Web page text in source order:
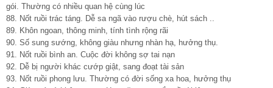
gói. Thường có nhiều quan hệ cùng lúc
88. Nốt ruồi trác táng. Dễ sa ngã vào rượu chè, hút sách ..
89. Khôn ngoan, thông minh, tính tình rộng rãi
90. Số sung sướng, không giàu nhưng nhàn hạ, hưởng thụ.
91. Nốt ruồi bình an. Cuộc đời không sợ tai nạn
92. Dễ bị người khác cướp giật, sang đoạt tài sản
93. Nốt ruồi phong lưu. Thường có đời sống xa hoa, hưởng thụ